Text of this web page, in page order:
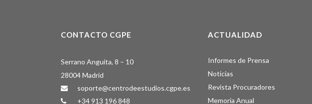
CONTACTO CGPE
Serrano Anguita, 8 – 10
28004 Madrid
soporte@centrodeestudios.cgpe.es
+34 913 196 848
ACTUALIDAD
Informes de Prensa
Noticias
Revista Procuradores
Memoria Anual